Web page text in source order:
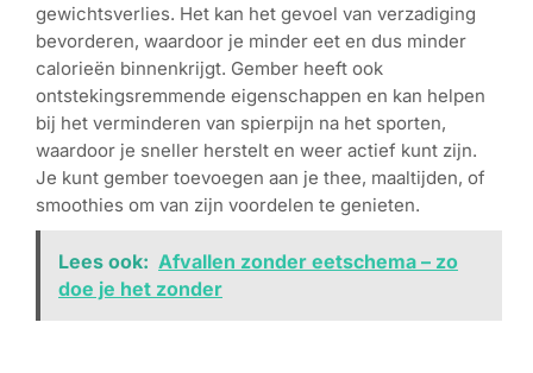
gewichtsverlies. Het kan het gevoel van verzadiging
bevorderen, waardoor je minder eet en dus minder
calorieën binnenkrijgt. Gember heeft ook
ontstekingsremmende eigenschappen en kan helpen
bij het verminderen van spierpijn na het sporten,
waardoor je sneller herstelt en weer actief kunt zijn.
Je kunt gember toevoegen aan je thee, maaltijden, of
smoothies om van zijn voordelen te genieten.
Lees ook: Afvallen zonder eetschema – zo
doe je het zonder